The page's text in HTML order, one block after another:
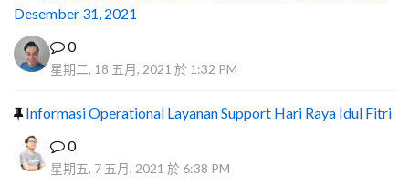
Desember 31, 2021
0
星期二, 18 五月, 2021 於 1:32 PM
Informasi Operational Layanan Support Hari Raya Idul Fitri
0
星期五, 7 五月, 2021 於 6:38 PM